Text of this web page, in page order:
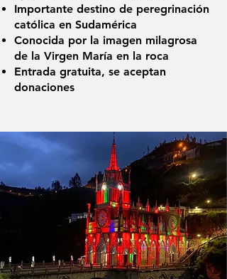
Importante destino de peregrinación
católica en Sudamérica
Conocida por la imagen milagrosa
de la Virgen María en la roca
Entrada gratuita, se aceptan
donaciones